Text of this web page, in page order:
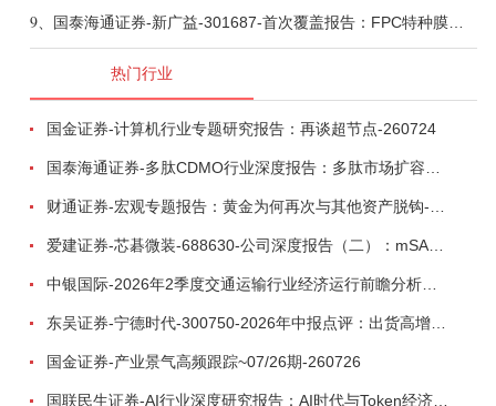
9、 国泰海通证券-新广益-301687-首次覆盖报告：FPC特种膜筑基，向“声~光~电”高阶特种材料平台跨越-260804
热门行业
国金证券-计算机行业专题研究报告：再谈超节点-260724
国泰海通证券-多肽CDMO行业深度报告：多肽市场扩容带动CDMO产能扩建-260727
财通证券-宏观专题报告：黄金为何再次与其他资产脱钩-260726
爱建证券-芯碁微装-688630-公司深度报告（二）：mSAP带动LDI量价齐升，大尺寸封装打开成长空间-260722
中银国际-2026年2季度交通运输行业经济运行前瞻分析：地缘冲突致航运和航空景气度分化，交通基础设施板块总体呈现稳健特征-260724
东吴证券-宁德时代-300750-2026年中报点评：出货高增业绩稳健，回购彰显龙头信心-260726
国金证券-产业景气高频跟踪~07/26期-260726
国联民生证券-AI行业深度研究报告：AI时代与Token经济，从技术符号到数字石油-260801